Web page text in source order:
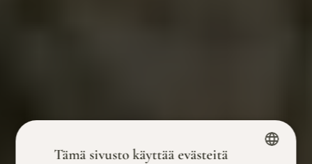
Tämä sivusto käyttää evästeitä